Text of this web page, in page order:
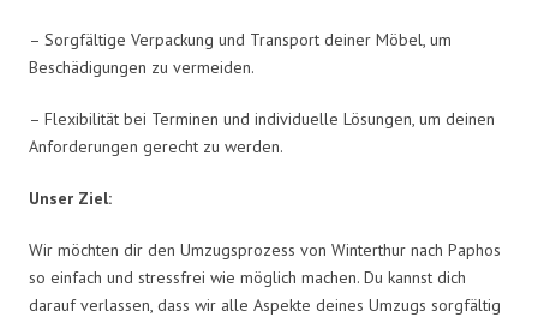
– Sorgfältige Verpackung und Transport deiner Möbel, um
Beschädigungen zu vermeiden.
– Flexibilität bei Terminen und individuelle Lösungen, um deinen
Anforderungen gerecht zu werden.
Unser Ziel:
Wir möchten dir den Umzugsprozess von Winterthur nach Paphos
so einfach und stressfrei wie möglich machen. Du kannst dich
darauf verlassen, dass wir alle Aspekte deines Umzugs sorgfältig